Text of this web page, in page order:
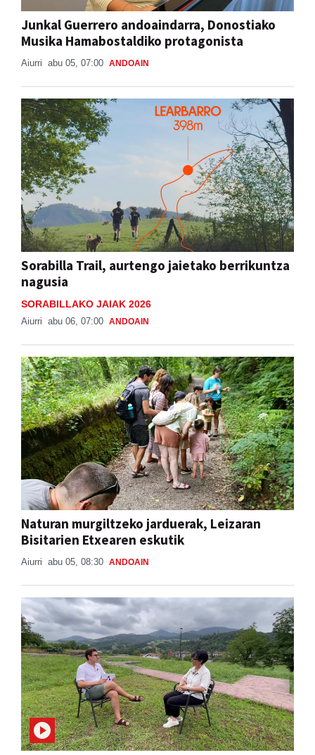
Junkal Guerrero andoaindarra, Donostiako
Musika Hamabostaldiko protagonista
Aiurri abu 05, 07:00 ANDOAIN
Sorabilla Trail, aurtengo jaietako berrikuntza
nagusia
SORABILLAKO JAIAK 2026
Aiurri abu 06, 07:00 ANDOAIN
Naturan murgiltzeko jarduerak, Leizaran
Bisitarien Etxearen eskutik
Aiurri abu 05, 08:30 ANDOAIN